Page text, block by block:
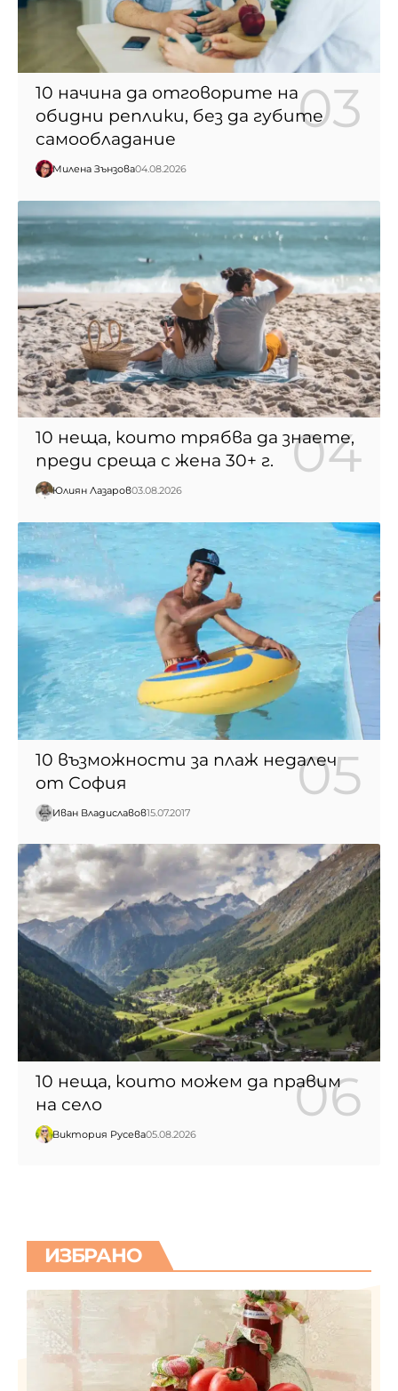
10 начина да отговорите на
обидни реплики, без да губите
самообладание
Милена Зънзова04.08.2026
10 неща, които трябва да знаете,
преди среща с жена 30+ г.
Юлиян Лазаров03.08.2026
10 възможности за плаж недалеч
от София
Иван Владиславов15.07.2017
10 неща, които можем да правим
на село
Виктория Русева05.08.2026
ИЗБРАНО